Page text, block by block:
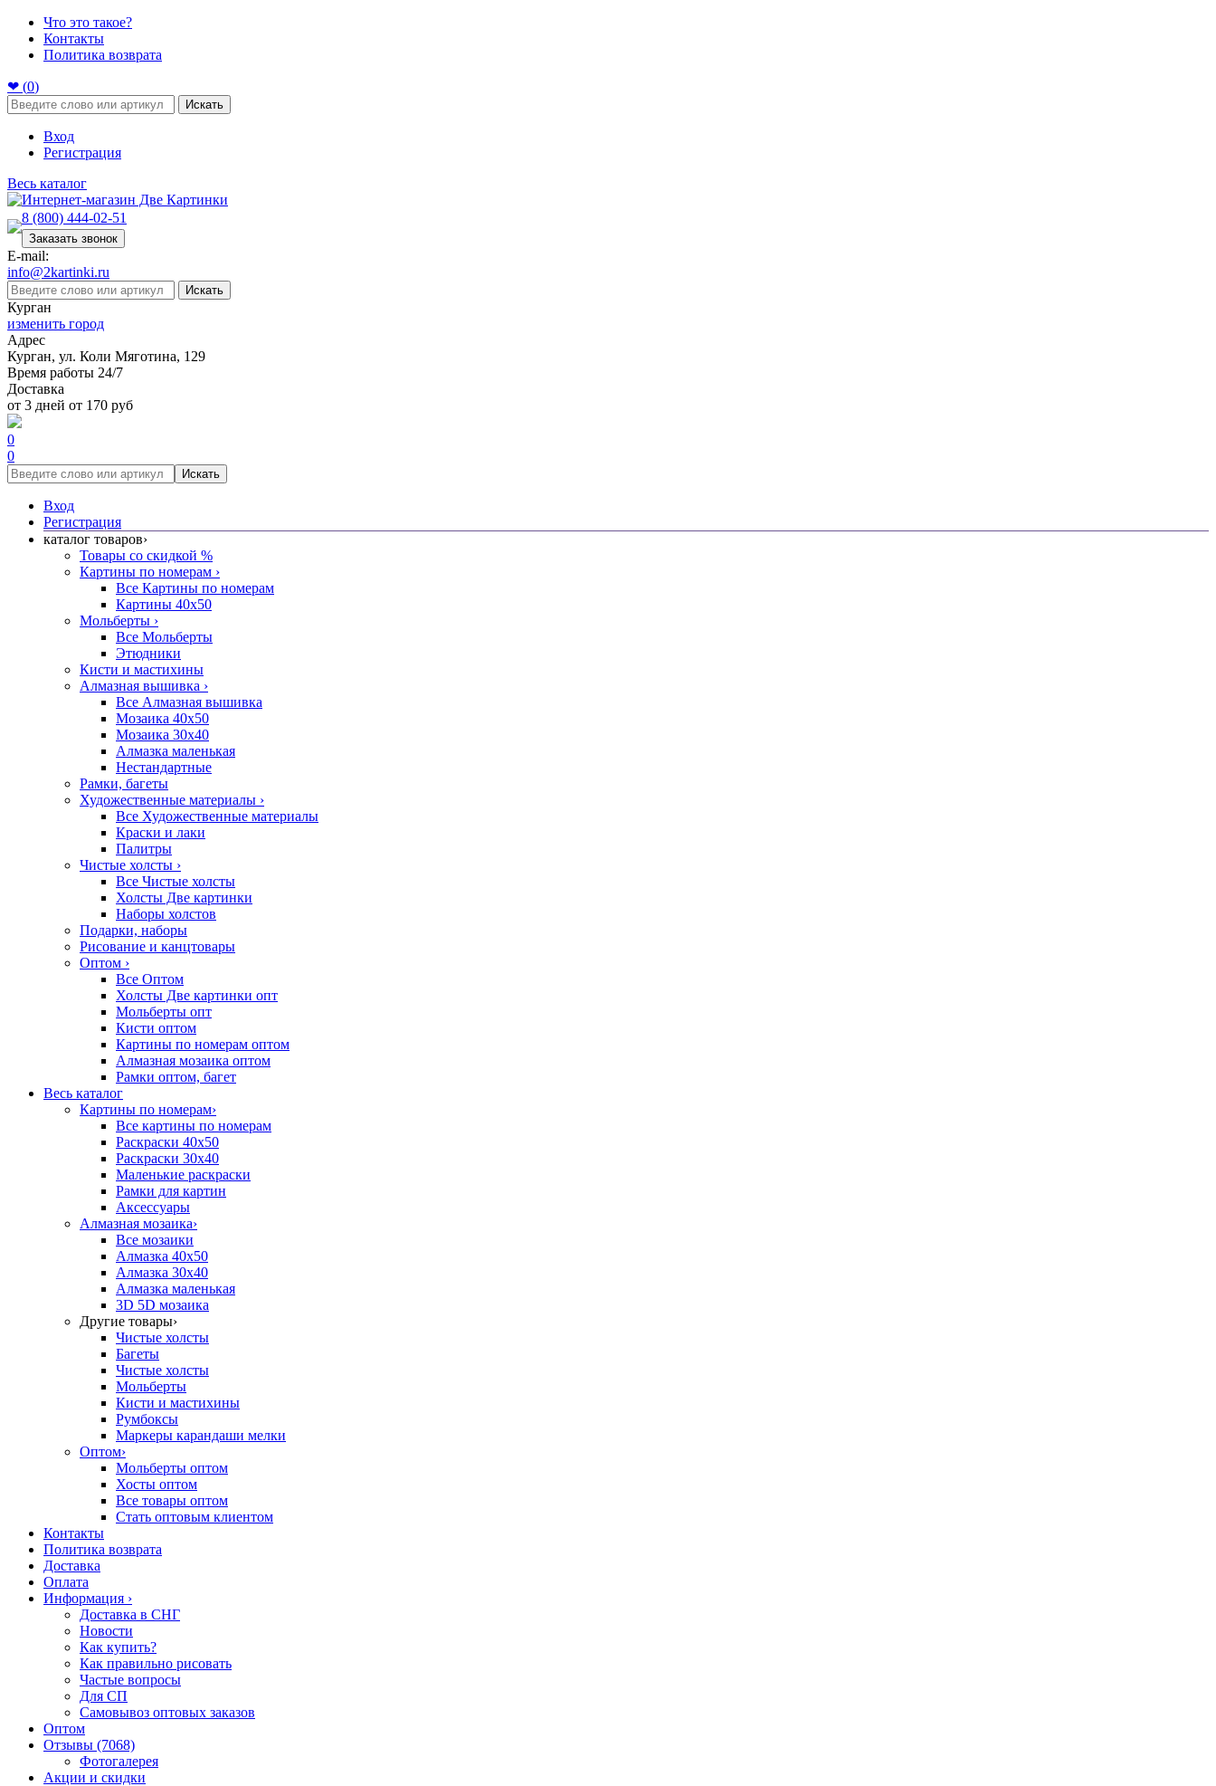
Что это такое?
Контакты
Политика возврата
❤ (0)
Искать
Вход
Регистрация
Весь каталог
8 (800) 444-02-51
Заказать звонок
E-mail:
info@2kartinki.ru
Искать
Курган
изменить город
Адрес
Курган, ул. Коли Мяготина, 129
Время работы 24/7
Доставка
от 3 дней от 170 руб
0
0
Искать
Вход
Регистрация
каталог товаров›
Товары со скидкой %
Картины по номерам ›
Все Картины по номерам
Картины 40x50
Мольберты ›
Все Мольберты
Этюдники
Кисти и мастихины
Алмазная вышивка ›
Все Алмазная вышивка
Мозаика 40x50
Мозаика 30x40
Алмазка маленькая
Нестандартные
Рамки, багеты
Художественные материалы ›
Все Художественные материалы
Краски и лаки
Палитры
Чистые холсты ›
Все Чистые холсты
Холсты Две картинки
Наборы холстов
Подарки, наборы
Рисование и канцтовары
Оптом ›
Все Оптом
Холсты Две картинки опт
Мольберты опт
Кисти оптом
Картины по номерам оптом
Алмазная мозаика оптом
Рамки оптом, багет
Весь каталог
Картины по номерам›
Все картины по номерам
Раскраски 40х50
Раскраски 30х40
Маленькие раскраски
Рамки для картин
Аксессуары
Алмазная мозаика›
Все мозаики
Алмазка 40х50
Алмазка 30х40
Алмазка маленькая
3D 5D мозаика
Другие товары›
Чистые холсты
Багеты
Чистые холсты
Мольберты
Кисти и мастихины
Румбоксы
Маркеры карандаши мелки
Оптом›
Мольберты оптом
Хосты оптом
Все товары оптом
Стать оптовым клиентом
Контакты
Политика возврата
Доставка
Оплата
Информация ›
Доставка в СНГ
Новости
Как купить?
Как правильно рисовать
Частые вопросы
Для СП
Самовывоз оптовых заказов
Оптом
Отзывы (7068)
Фотогалерея
Акции и скидки